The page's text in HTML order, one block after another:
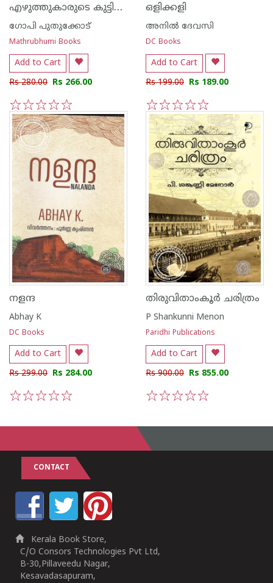
എഴുത്തുകാരുടെ കുട്ടിക്കാലം
ഗോപി പുതുക്കോട്
Mathrubhumi Books
Add to Cart
Rs 280.00 Rs 266.00
5
4
3
2
1
ഒളിക്കളി
അനില്‍ ദേവസി
DC Books
Add to Cart
Rs 199.00 Rs 189.00
5
4
3
2
1
നളന്ദ
Abhay K
DC Books
Add to Cart
Rs 299.00 Rs 284.00
തിരുവിതാംകൂർ ചരിത്രം
P Shankunni Menon
Paridhi Publications
Add to Cart
Rs 900.00 Rs 855.00
CONTACT
Kerala Book Store,
C/O Consors Technologies Pvt Ltd,
B-30,Pillaveedu Nagar,
Kesavadasapuram,